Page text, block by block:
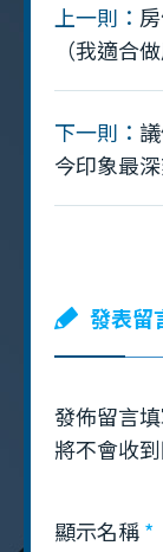
上一則：
（我適合
下一則：
今印象最
發表留
發佈留言
將不會收
顯示名稱